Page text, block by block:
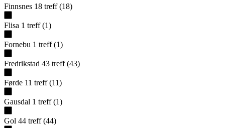
Finnsnes 18 treff (18)
Flisa 1 treff (1)
Fornebu 1 treff (1)
Fredrikstad 43 treff (43)
Førde 11 treff (11)
Gausdal 1 treff (1)
Gol 44 treff (44)